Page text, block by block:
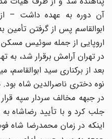
ابوالقاسم پس از گرفتن تأمین
اروپایی از جمله سوئیس مسکن
در تهران آرامش برقرار شد، به
بعد از برکناری سید ابوالقاسم،
نوه دختری ناصرالدین شاه بود.
در جبهه مخالف سردار سپه
جلب کرد و با تأیید رضاشاه به
اینکه در زمان محمدرضا شاه